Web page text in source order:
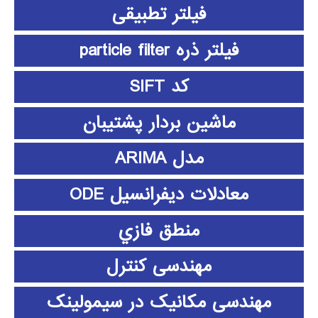
فیلتر تطبیقی
فیلتر ذره particle filter
کد SIFT
ماشین بردار پشتیبان
مدل ARIMA
معادلات دیفرانسیل ODE
منطق فازي
مهندسی کنترل
مهندسی مکانیک در سیمولینک